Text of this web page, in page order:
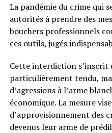
La pandémie du crime qui
autorités à prendre des
bouchers professionnels
ces outils, jugés
Cette interdiction s’inscrit
particulièrement tendu,
d’agressions à l’arme
économique. La mesure
d’approvisionnement des
devenus leur arme de